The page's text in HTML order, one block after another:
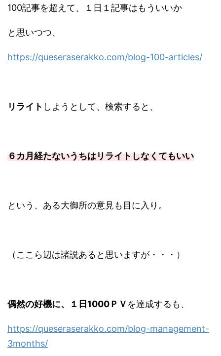
100記事を超えて、１日１記事はもういいか
と思いつつ、
https://queseraserakko.com/blog-100-articles/
リライト しようとして、検索すると、
６カ月経たないうちはリライトしなくてもいい
という、ある大御所の意見も目に入り。
（ここら辺は諸説あると思いますが・・・）
偶然の好機に、１日1000ＰＶ を達成するも、
https://queseraserakko.com/blog-management-
3months/